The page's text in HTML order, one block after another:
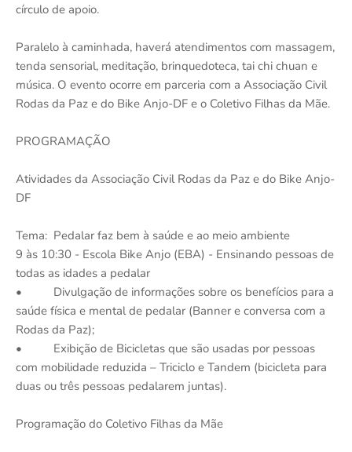
círculo de apoio.
Paralelo à caminhada, haverá atendimentos com massagem,
tenda sensorial, meditação, brinquedoteca, tai chi chuan e
música. O evento ocorre em parceria com a Associação Civil
Rodas da Paz e do Bike Anjo-DF e o Coletivo Filhas da Mãe.
PROGRAMAÇÃO
Atividades da Associação Civil Rodas da Paz e do Bike Anjo-
DF
Tema: Pedalar faz bem à saúde e ao meio ambiente
9 às 10:30 - Escola Bike Anjo (EBA) - Ensinando pessoas de
todas as idades a pedalar
• Divulgação de informações sobre os benefícios para a
saúde física e mental de pedalar (Banner e conversa com a
Rodas da Paz);
• Exibição de Bicicletas que são usadas por pessoas
com mobilidade reduzida – Triciclo e Tandem (bicicleta para
duas ou três pessoas pedalarem juntas).
Programação do Coletivo Filhas da Mãe